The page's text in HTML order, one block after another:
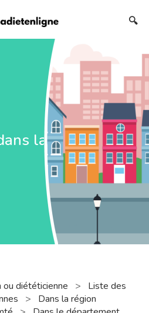
🔍
la
diététicienne >
Liste des
>
Dans la région